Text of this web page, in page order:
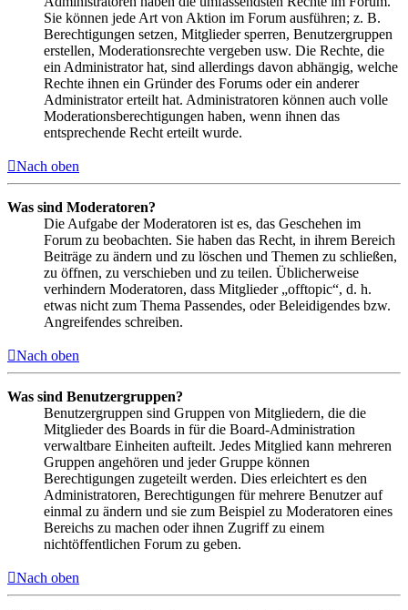
Sie können jede Art von Aktion im Forum ausführen; z. B.
Berechtigungen setzen, Mitglieder sperren, Benutzergruppen
erstellen, Moderationsrechte vergeben usw. Die Rechte, die
ein Administrator hat, sind allerdings davon abhängig, welche
Rechte ihnen ein Gründer des Forums oder ein anderer
Administrator erteilt hat. Administratoren können auch volle
Moderationsberechtigungen haben, wenn ihnen das
entsprechende Recht erteilt wurde.
Nach oben
Was sind Moderatoren?
Die Aufgabe der Moderatoren ist es, das Geschehen im
Forum zu beobachten. Sie haben das Recht, in ihrem Bereich
Beiträge zu ändern und zu löschen und Themen zu schließen,
zu öffnen, zu verschieben und zu teilen. Üblicherweise
verhindern Moderatoren, dass Mitglieder „offtopic“, d. h.
etwas nicht zum Thema Passendes, oder Beleidigendes bzw.
Angreifendes schreiben.
Nach oben
Was sind Benutzergruppen?
Benutzergruppen sind Gruppen von Mitgliedern, die die
Mitglieder des Boards in für die Board-Administration
verwaltbare Einheiten aufteilt. Jedes Mitglied kann mehreren
Gruppen angehören und jeder Gruppe können
Berechtigungen zugeteilt werden. Dies erleichtert es den
Administratoren, Berechtigungen für mehrere Benutzer auf
einmal zu ändern und sie zum Beispiel zu Moderatoren eines
Bereichs zu machen oder ihnen Zugriff zu einem
nichtöffentlichen Forum zu geben.
Nach oben